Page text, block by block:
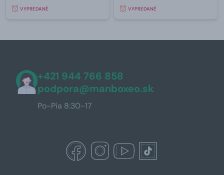
VYPREDANÉ VYPREDANÉ
+421 944 766 858
podpora@manboxeo.sk
Po-Pia 8:30-17